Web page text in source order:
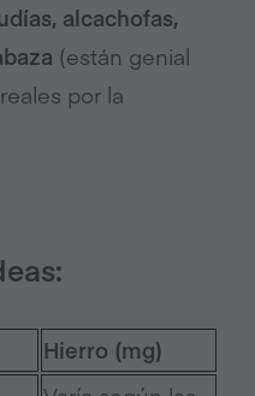
alcachofas,
(están genial
por la
Hierro (mg)